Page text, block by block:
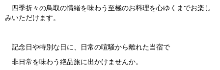
四季折々の鳥取の情緒を味わう至極のお料理を心ゆくまでお楽し
みいただけます。
記念日や特別な日に、日常の喧騒から離れた当宿で
非日常を味わう絶品旅に出かけませんか。